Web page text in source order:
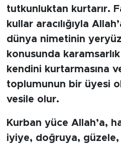
tutkunluktan kurtarır.
kullar aracılığıyla
dünya nimetinin
konusunda
kendini kurtarmasına
toplumunun bir üyesi
vesile olur.
Kurban yüce Allah’a,
iyiye, doğruya, güzele,
SOSYAL MEDYA